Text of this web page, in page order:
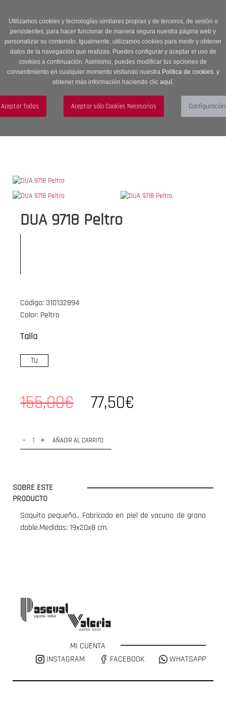
Utilizamos cookies y tecnologías similares propias y de terceros, de sesión o
persistentes, para hacer funcionar de manera segura nuestra página web y
personalizar su contenido. Igualmente, utilizamos cookies para medir y obtener
datos de la navegación que realizas. Puedes configurar y aceptar el uso de
cookies a continuación. Asimismo, puedes modificar tus opciones de
consentimiento en cualquier momento visitando nuestra Política de cookies.y
obtener más información haciendo clic aquí.
descuento en Sección OUTLET con código OUTLET20
navigation
Menú
DUA 9718 Peltro
Código: 310132894
Color: Peltro
Talla
TU
155,00€ 77,50€
- + AÑADIR AL CARRITO
SOBRE ESTE
PRODUCTO
Saquito pequeño,. Fabricado en piel de vacuno de grano
doble.Medidas: 19x20x8 cm.
MI CUENTA
INSTAGRAM
FACEBOOK WHATSAPP